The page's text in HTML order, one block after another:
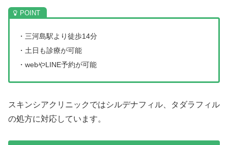
・三河島駅より徒歩14分
・土日も診療が可能
・webやLINE予約が可能
スキンシアクリニックではシルデナフィル、タダラフィル
の処方に対応しています。